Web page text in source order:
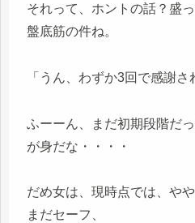
それって、ホントの話？盛
盤底筋の件ね。
「うん、わずか3回で感謝さ
ふーーん、まだ初期段階だ
が身だな・・・・
だめ女は、現時点では、や
まだセーフ、